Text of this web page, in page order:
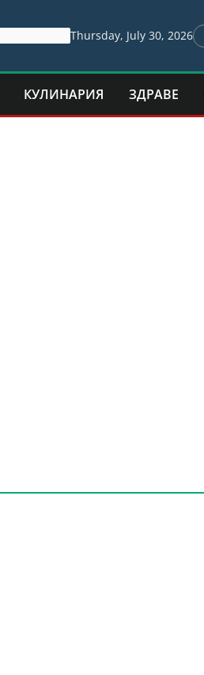
Thursday, July 30, 2026
КУЛИНАРИЯ ЗДРАВЕ